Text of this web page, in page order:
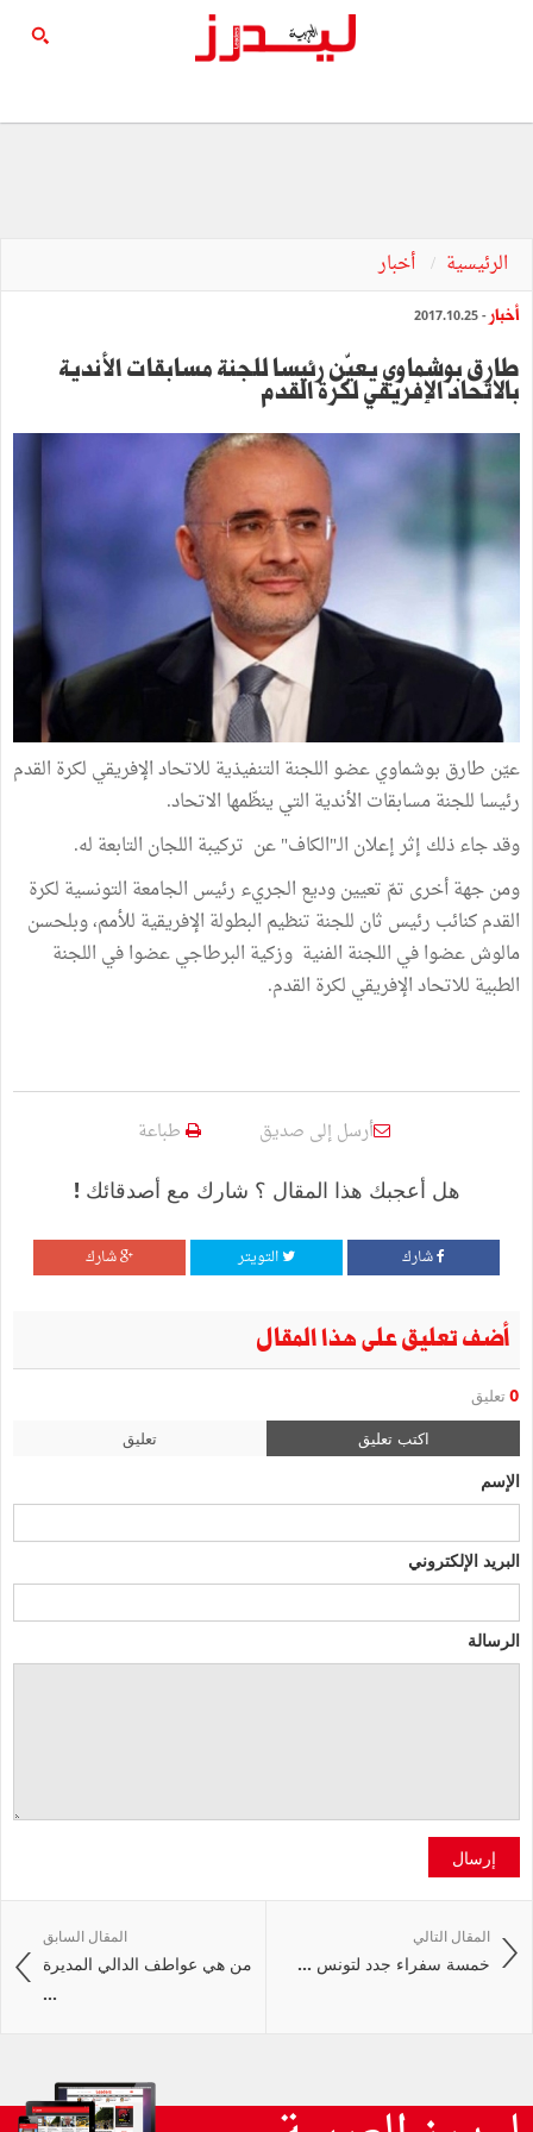
الرئيسية أخبار
أخبار - 2017.10.25
طارق بوشماوي يعيّن رئيسا للجنة مسابقات الأندية
بالاتحاد الإفريقي لكرة القدم
عيّن طارق بوشماوي عضو اللجنة التنفيذية للاتحاد الإفريقي لكرة القدم
رئيسا للجنة مسابقات الأندية التي ينظّمها الاتحاد.
وقد جاء ذلك إثر إعلان الـ"الكاف" عن تركيبة اللجان التابعة له.
ومن جهة أخرى تمّ تعيين وديع الجريء رئيس الجامعة التونسية لكرة
القدم كنائب رئيس ثان للجنة تنظيم البطولة الإفريقية للأمم، وبلحسن
مالوش عضوا في اللجنة الفنية وزكية البرطاجي عضوا في اللجنة
الطبية للاتحاد الإفريقي لكرة القدم.
أرسل إلى صديق طباعة
هل أعجبك هذا المقال ؟ شارك مع أصدقائك !
شارك التويتر شارك
أضف تعليق على هذا المقال
0 تعليق
اكتب تعليق تعليق
الإسم
البريد الإلكتروني
الرسالة
إرسال
المقال السابق
من هي عواطف الدالي المديرة
...
المقال التالي
خمسة سفراء جدد لتونس ...